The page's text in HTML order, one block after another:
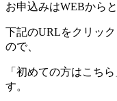
お申込みはWEBから
下記のURLをクリッ
ので、
「初めての方はこち
す。